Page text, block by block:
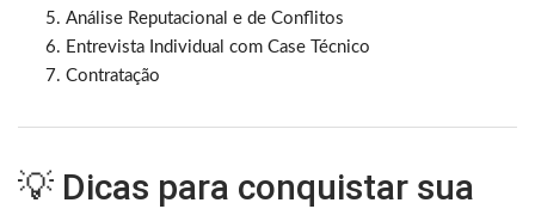
Análise Reputacional e de Conflitos
Entrevista Individual com Case Técnico
Contratação
💡 Dicas para conquistar sua